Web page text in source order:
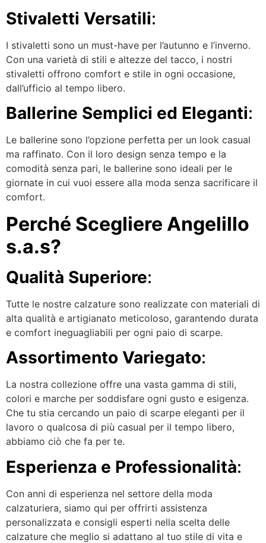
Stivaletti Versatili:
I stivaletti sono un must-have per l’autunno e l’inverno.
Con una varietà di stili e altezze del tacco, i nostri
stivaletti offrono comfort e stile in ogni occasione,
dall’ufficio al tempo libero.
Ballerine Semplici ed Eleganti:
Le ballerine sono l’opzione perfetta per un look casual
ma raffinato. Con il loro design senza tempo e la
comodità senza pari, le ballerine sono ideali per le
giornate in cui vuoi essere alla moda senza sacrificare il
comfort.
Perché Scegliere Angelillo
s.a.s?
Qualità Superiore:
Tutte le nostre calzature sono realizzate con materiali di
alta qualità e artigianato meticoloso, garantendo durata
e comfort ineguagliabili per ogni paio di scarpe.
Assortimento Variegato:
La nostra collezione offre una vasta gamma di stili,
colori e marche per soddisfare ogni gusto e esigenza.
Che tu stia cercando un paio di scarpe eleganti per il
lavoro o qualcosa di più casual per il tempo libero,
abbiamo ciò che fa per te.
Esperienza e Professionalità:
Con anni di esperienza nel settore della moda
calzaturiera, siamo qui per offrirti assistenza
personalizzata e consigli esperti nella scelta delle
calzature che meglio si adattano al tuo stile di vita e